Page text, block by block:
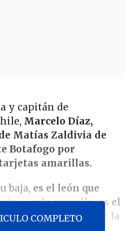
y capitán de
Marcelo Díaz,
Matías Zaldivia de
Botafogo por
amarillas.
baja, es el león que
es la muralla, es el
dijo Díaz luego de la
COMPLETO